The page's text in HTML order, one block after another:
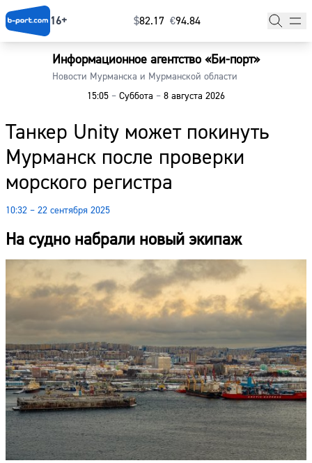
16+ $⁠82.17 €⁠94.84
Информационное агентство «Би-порт»
Новости Мурманска и Мурманской области
15:05 – Суббота – 8 августа 2026
Танкер Unity может покинуть
Мурманск после проверки
морского регистра
10:32 – 22 сентября 2025
На судно набрали новый экипаж
Главная
Наши гости
Фоторепортажи
Погода
Курсы валют